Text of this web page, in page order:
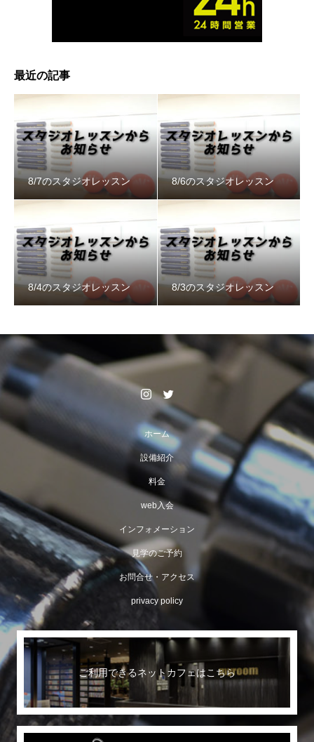
最近の記事
8/7のスタジオレッスン 8/6のスタジオレッスン
8/4のスタジオレッスン 8/3のスタジオレッスン
ホーム
設備紹介
料金
web入会
インフォメーション
見学のご予約
お問合せ・アクセス
privacy policy
ご利用できるネットカフェはこちら